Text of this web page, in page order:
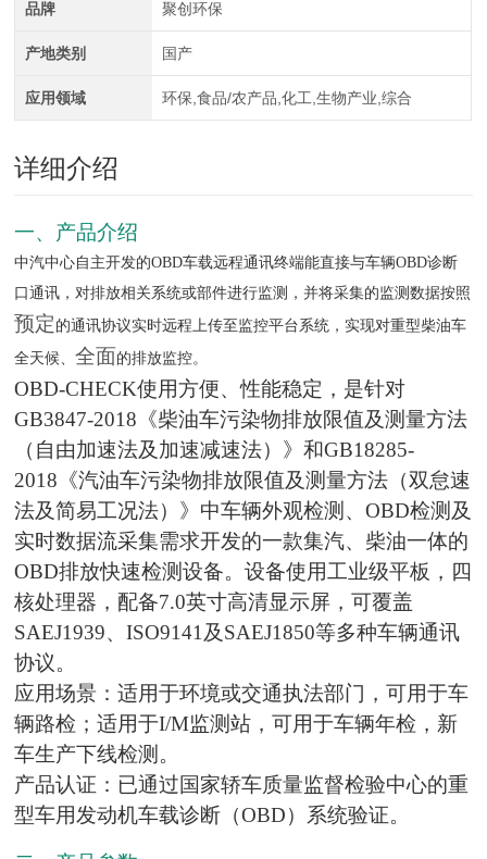
品牌 聚创环保
产地类别 国产
应用领域 环保,食品/农产品,化工,生物产业,综合
详细介绍
一、产品介绍
中汽中心自主开发的OBD车载远程通讯终端能直接与车辆OBD诊断
口通讯，对排放相关系统或部件进行监测，并将采集的监测数据按照
预定 的通讯协议实时远程上传至监控平台系统，实现对重型柴油车
全天候、全面的排放监控。
OBD-CHECK使用方便、性能稳定，是针对
GB3847-2018《柴油车污染物排放限值及测量方法
（自由加速法及加速减速法）》和GB18285-
2018《汽油车污染物排放限值及测量方法（双怠速
法及简易工况法）》中车辆外观检测、OBD检测及
实时数据流采集需求开发的一款集汽、柴油一体的
OBD排放快速检测设备。设备使用工业级平板，四
核处理器，配备7.0英寸高清显示屏，可覆盖
SAEJ1939、ISO9141及SAEJ1850等多种车辆通讯
协议。
应用场景：适用于环境或交通执法部门，可用于车
辆路检；适用于I/M监测站，可用于车辆年检，新
车生产下线检测。
产品认证：已通过国家轿车质量监督检验中心的重
型车用发动机车载诊断（OBD）系统验证。